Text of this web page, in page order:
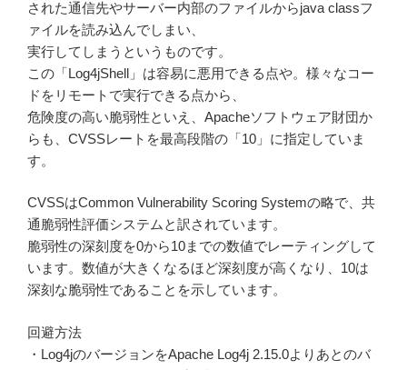
された通信先やサーバー内部のファイルからjava classフ
ァイルを読み込んでしまい、
実行してしまうというものです。
この「Log4jShell」は容易に悪用できる点や。様々なコー
ドをリモートで実行できる点から、
危険度の高い脆弱性といえ、Apacheソフトウェア財団か
らも、CVSSレートを最高段階の「10」に指定していま
す。
CVSSはCommon Vulnerability Scoring Systemの略で、共
通脆弱性評価システムと訳されています。
脆弱性の深刻度を0から10までの数値でレーティングして
います。数値が大きくなるほど深刻度が高くなり、10は
深刻な脆弱性であることを示しています。
回避方法
・Log4jのバージョンをApache Log4j 2.15.0よりあとのバ